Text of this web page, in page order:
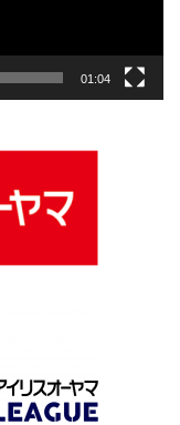
01:04